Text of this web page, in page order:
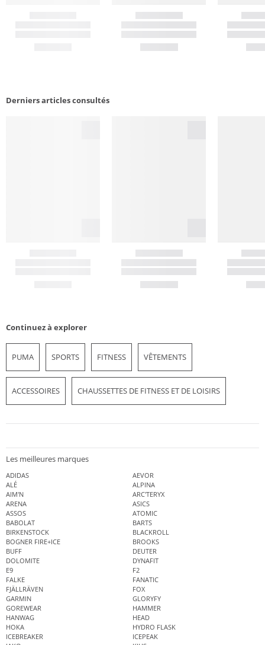
Derniers articles consultés
Continuez à explorer
PUMA SPORTS FITNESS VÊTEMENTS
ACCESSOIRES CHAUSSETTES DE FITNESS ET DE LOISIRS
Les meilleures marques
ADIDAS
AEVOR
ALÉ
ALPINA
AIM'N
ARC'TERYX
ARENA
ASICS
ASSOS
ATOMIC
BABOLAT
BARTS
BIRKENSTOCK
BLACKROLL
BOGNER FIRE+ICE
BROOKS
BUFF
DEUTER
DOLOMITE
DYNAFIT
E9
F2
FALKE
FANATIC
FJÄLLRÄVEN
FOX
GARMIN
GLORYFY
GOREWEAR
HAMMER
HANWAG
HEAD
HOKA
HYDRO FLASK
ICEBREAKER
ICEPEAK